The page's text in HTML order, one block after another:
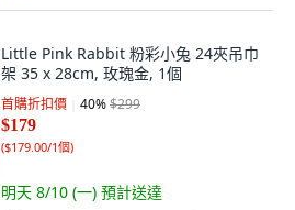
Little Pink Rabbit 粉彩小兔 24夾吊巾
架 35 x 28cm, 玫瑰金, 1個
首購折扣價 40%$299
$179
($179.00/1個)
明天 8/10 (一) 預計送達